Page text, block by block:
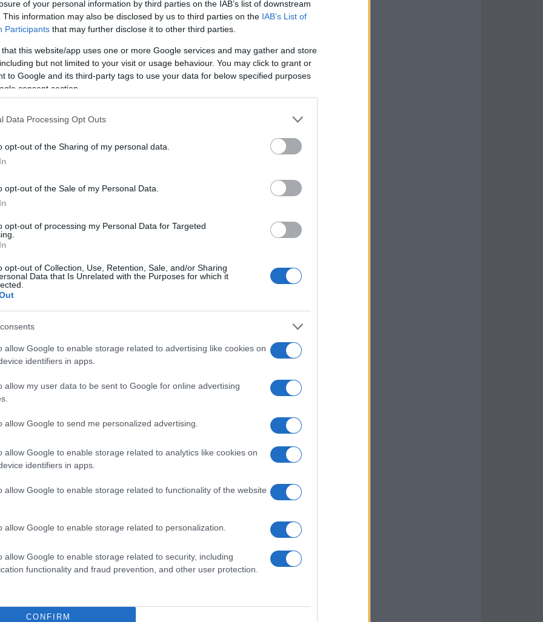
of your personal information by third parties on the IAB’s list of downstream
This information may also be disclosed by us to third parties on the IAB’s List of
Participants that may further disclose it to other third parties.
that this website/app uses one or more Google services and may gather and store
but not limited to your visit or usage behaviour. You may click to grant or
to Google and its third-party tags to use your data for below specified purposes
consent section.
Data Processing Opt Outs
opt-out of the Sharing of my personal data.
opt-out of the Sale of my Personal Data.
opt-out of processing my Personal Data for Targeted
opt-out of Collection, Use, Retention, Sale, and/or Sharing
Data that Is Unrelated with the Purposes for which it
allow Google to enable storage related to advertising like cookies on
identifiers in apps.
allow my user data to be sent to Google for online advertising
allow Google to send me personalized advertising.
allow Google to enable storage related to analytics like cookies on
identifiers in apps.
allow Google to enable storage related to functionality of the website
allow Google to enable storage related to personalization.
allow Google to enable storage related to security, including
functionality and fraud prevention, and other user protection.
CONFIRM
di rilievo anche per gli altri
terzo posto, seguito da
parte della giornata di corse a Ascot,
e per le ripercussioni sulle quote di
dettagli della corsa
Cup ha registrato: 1° 21 Venetian Sun
comeGr.1 cl.1con un montepremi
scommettitori coinvolti.
Doyleè stato associato a protagonisti
dei trainer e delle scuderie erano
Eve Johnson HoughtonAidan O’Briene
cui
l’alta caratura della competizione e la